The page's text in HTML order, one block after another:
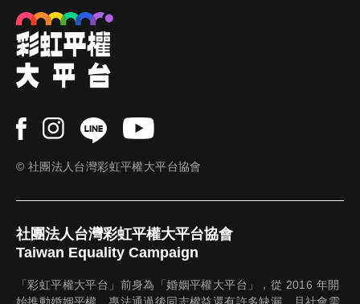
cebo
ok
© 社團法人台灣彩虹平權大平台協會
社團法人台灣彩虹平權大平台協會
Taiwan Equality Campaign
「彩虹平權大平台」前身為「婚姻平權大平台」，從 2016 年開